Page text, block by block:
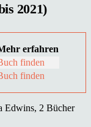
2021)
erfahren
finden
finden
Edwins, 2 Bücher